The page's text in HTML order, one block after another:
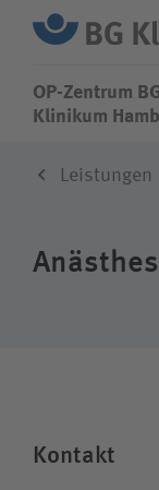
OP-Zentrum
Leistungen
OP-Zentrum
Klinikum
Leistungen
Kontakt